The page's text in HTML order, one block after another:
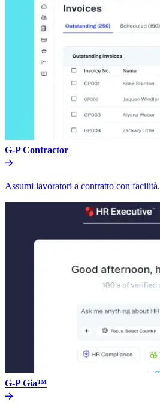
G-P Contractor​​
Assumi lavoratori a contratto con facilità.​​
G-P Gia™​​